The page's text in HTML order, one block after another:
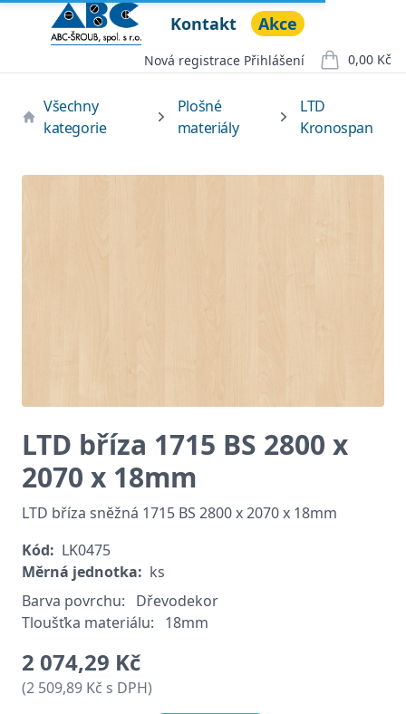
Open menu
ABC ŠROUB, spol. s r.o.Kontakt Akce
Nová registrace Přihlášení 0,00 Kč
položek v
Všechny
kategorie
Plošné
materiály
LTD
Kronospan
LTD bříza 1715 BS 2800 x
2070 x 18mm
LTD bříza sněžná 1715 BS 2800 x 2070 x 18mm
Kód: LK0475
Měrná jednotka: ks
Barva povrchu:
Dřevodekor
Tloušťka materiálu:
18mm
2 074,29 Kč
(2 509,89 Kč s DPH)